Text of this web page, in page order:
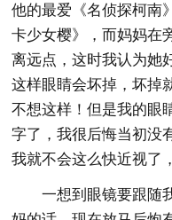
他的最爱《名侦探柯南
卡少女樱》，而妈妈在
离远点，这时我认为她
这样眼睛会坏掉，坏掉
不想这样！但是我的眼
字了，我很后悔当初没
我就不会这么快近视了
一想到眼镜要跟随